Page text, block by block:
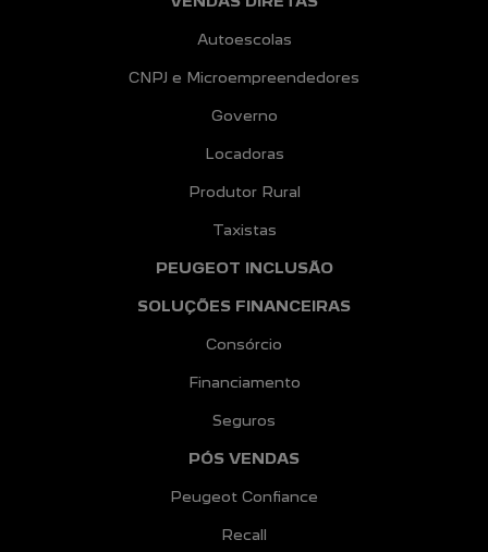
Autoescolas
CNPJ e Microempreendedores
Governo
Locadoras
Produtor Rural
Taxistas
PEUGEOT INCLUSÃO
SOLUÇÕES FINANCEIRAS
Consórcio
Financiamento
Seguros
PÓS VENDAS
Peugeot Confiance
Recall